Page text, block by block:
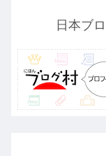
日本ブ